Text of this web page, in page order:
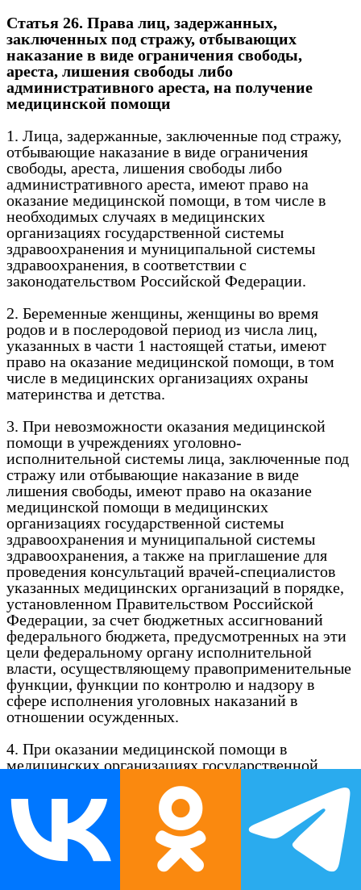
Статья 26. Права лиц, задержанных,
заключенных под стражу, отбывающих
наказание в виде ограничения свободы,
ареста, лишения свободы либо
административного ареста, на получение
медицинской помощи
1. Лица, задержанные, заключенные под стражу,
отбывающие наказание в виде ограничения
свободы, ареста, лишения свободы либо
административного ареста, имеют право на
оказание медицинской помощи, в том числе в
необходимых случаях в медицинских
организациях государственной системы
здравоохранения и муниципальной системы
здравоохранения, в соответствии с
законодательством Российской Федерации.
2. Беременные женщины, женщины во время
родов и в послеродовой период из числа лиц,
указанных в части 1 настоящей статьи, имеют
право на оказание медицинской помощи, в том
числе в медицинских организациях охраны
материнства и детства.
3. При невозможности оказания медицинской
помощи в учреждениях уголовно-
исполнительной системы лица, заключенные под
стражу или отбывающие наказание в виде
лишения свободы, имеют право на оказание
медицинской помощи в медицинских
организациях государственной системы
здравоохранения и муниципальной системы
здравоохранения, а также на приглашение для
проведения консультаций врачей-специалистов
указанных медицинских организаций в порядке,
установленном Правительством Российской
Федерации, за счет бюджетных ассигнований
федерального бюджета, предусмотренных на эти
цели федеральному органу исполнительной
власти, осуществляющему правоприменительные
функции, функции по контролю и надзору в
сфере исполнения уголовных наказаний в
отношении осужденных.
4. При оказании медицинской помощи в
медицинских организациях государственной
системы здравоохранения сотрудниками органов
и учреждений уголовно-исполнительной системы
осуществляется охрана лиц, указанных в части 3
настоящей статьи, и при необходимости
круглосуточное наблюдение в целях обеспечения
безопасности указанных лиц, медицинских